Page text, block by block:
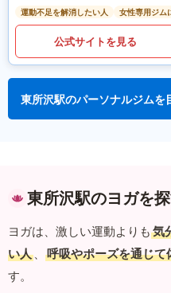
運動不足を解消したい人
女性専用ジム
公式サイトを見る
東所沢駅のパーソナルジムを
東所沢駅のヨガを
ヨガは、激しい運動よりも 気
い人 、 呼吸やポーズを通じて
す。